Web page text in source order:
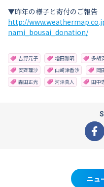
▼昨年の様子と寄付のご報告
http://
nami_bousai_donation/
吉野元子 増田雅昭 多胡
安齊理沙
山崎津香沙 岡
森田正光
河津真人 田中
ニュ